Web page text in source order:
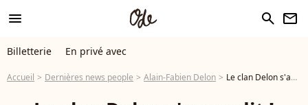
menu search newsletter
Billetterie En privé avec
Accueil Dernières news people Alain-Fabien Delon Le clan Delon s'agrandit ! Alain-Fabien Delon annonce la naissance de son premier enfant au prénom hautement symbolique